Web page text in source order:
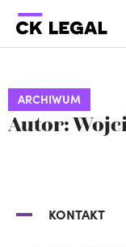
ARCHIWUM
Autor:
KONTAKT